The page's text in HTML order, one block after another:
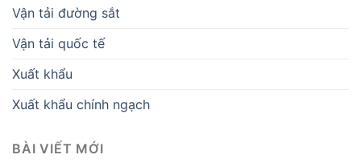
Vận tải đường sắt
Vận tải quốc tế
Xuất khẩu
Xuất khẩu chính ngạch
BÀI VIẾT MỚI